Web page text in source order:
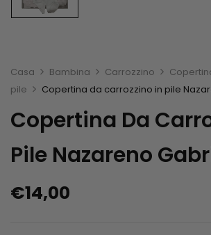
Casa Bambina Carrozzino
pile
Copertina da carrozzino in pile
Copertina Da
Pile Nazareno
€14,00